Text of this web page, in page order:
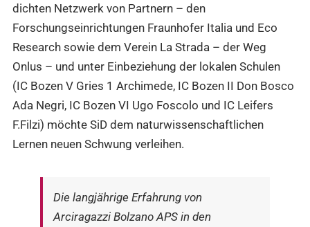
dichten Netzwerk von Partnern – den
Forschungseinrichtungen Fraunhofer Italia und Eco
Research sowie dem Verein La Strada – der Weg
Onlus – und unter Einbeziehung der lokalen Schulen
(IC Bozen V Gries 1 Archimede, IC Bozen II Don Bosco
Ada Negri, IC Bozen VI Ugo Foscolo und IC Leifers
F.Filzi) möchte SiD dem naturwissenschaftlichen
Lernen neuen Schwung verleihen.
Die langjährige Erfahrung von
Arciragazzi Bolzano APS in den